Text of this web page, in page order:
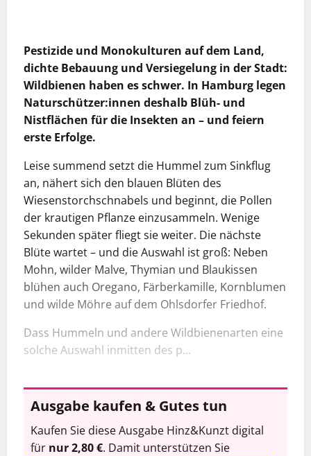
Pestizide und Monokulturen auf dem Land,
dichte Bebauung und Versiegelung in der Stadt:
Wildbienen haben es schwer. In Hamburg legen
Naturschützer:innen deshalb Blüh- und
Nistflächen für die Insekten an – und feiern
erste Erfolge.
Leise summend setzt die Hummel zum Sinkflug
an, nähert sich den blauen Blüten des
Wiesenstorchschnabels und beginnt, die Pollen
der krautigen Pflanze einzusammeln. Wenige
Sekunden später fliegt sie weiter. Die nächste
Blüte wartet – und die Auswahl ist groß: Neben
Mohn, wilder Malve, Thymian und Blaukissen
blühen auch Oregano, Färberkamille, Kornblumen
und wilde Möhre auf dem Ohlsdorfer Friedhof.
Dass Hummeln und andere Wildbienenarten eine
solche Auswahl inmitten des p...
Ausgabe kaufen & Gutes tun
Kaufen Sie diese Ausgabe Hinz&Kunzt digital
für nur 2,80 €. Damit unterstützen Sie